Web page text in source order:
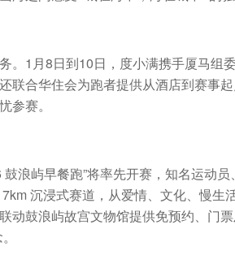
。1月8日到10日，度小满携手厦马组
联合华住会为跑者提供从酒店到赛事
参赛。
浪屿早餐跑”将率先开赛，知名运动
沉浸式赛道，从爱情、文化、慢
动鼓浪屿故宫文物馆提供免预约、门